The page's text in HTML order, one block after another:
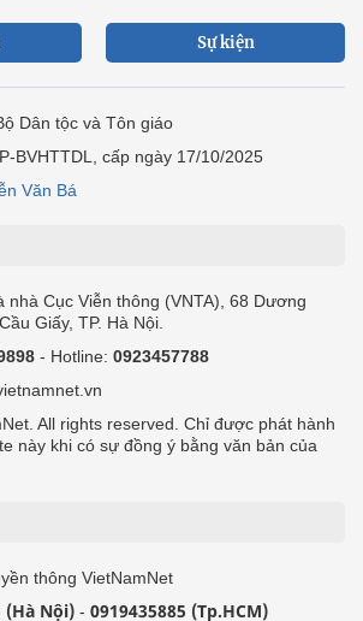
Sự kiện
Dân tộc và Tôn giáo
BVHTTDL, cấp ngày 17/10/2025
Văn Bá
nhà Cục Viễn thông (VNTA), 68 Dương
Giấy, TP. Hà Nội.
- Hotline: 0923457788
All rights reserved. Chỉ được phát hành
này khi có sự đồng ý bằng văn bản của
thông VietNamNet
(Hà Nội) - 0919435885 (Tp.HCM)